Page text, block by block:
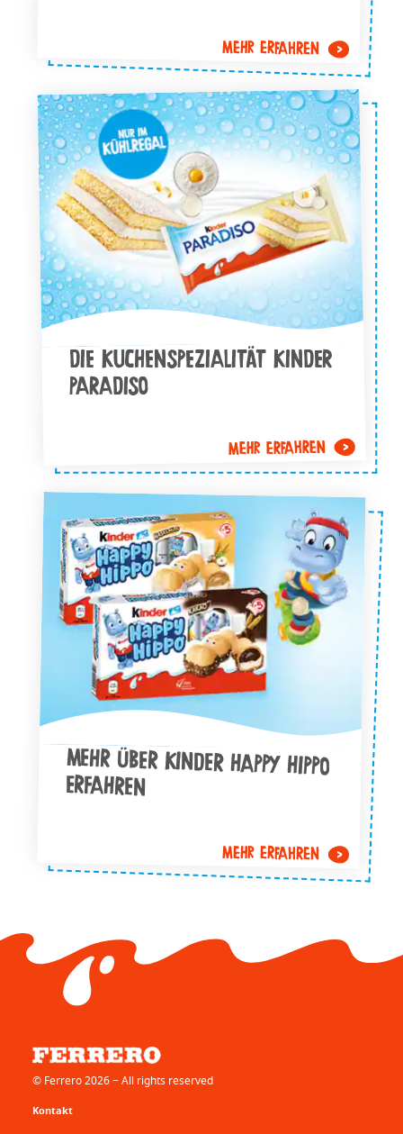
MEHR ERFAHREN
DIE KUCHENSPEZIALITÄT KINDER
PARADISO
MEHR ERFAHREN
MEHR ÜBER KINDER HAPPY HIPPO
ERFAHREN
MEHR ERFAHREN
© Ferrero 2026 − All rights reserved
Kontakt